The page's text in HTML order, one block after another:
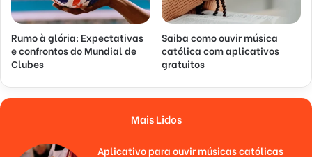
Rumo à glória: Expectativas
e confrontos do Mundial de
Clubes
Saiba como ouvir música
católica com aplicativos
gratuitos
Mais Lidos
Aplicativo para ouvir músicas católicas